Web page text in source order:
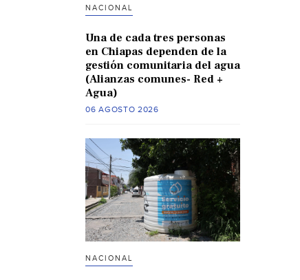
NACIONAL
Una de cada tres personas
en Chiapas dependen de la
gestión comunitaria del agua
(Alianzas comunes- Red +
Agua)
06 AGOSTO 2026
NACIONAL